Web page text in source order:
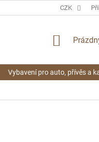
CZK
Vybavení pro auto, přívěs a